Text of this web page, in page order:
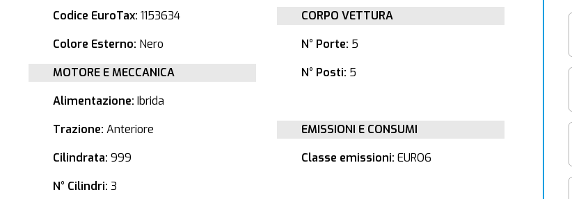
Codice EuroTax: 1153634
Colore Esterno: Nero
MOTORE E MECCANICA
Alimentazione: Ibrida
Trazione: Anteriore
Cilindrata: 999
N° Cilindri: 3
CORPO VETTURA
N° Porte: 5
N° Posti: 5
EMISSIONI E CONSUMI
Classe emissioni: EURO6